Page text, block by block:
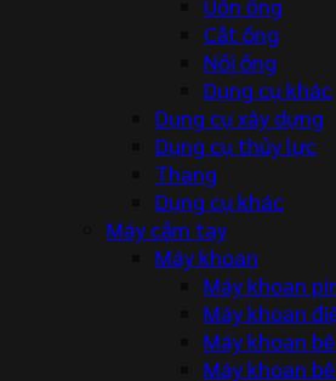
Uốn ống
Cắt ống
Nối ống
Dụng cụ khác
Dụng cụ xây dựng
Dụng cụ thủy lực
Thang
Dụng cụ khác
Máy cầm tay
Máy khoan
Máy khoan
Máy khoan
Máy khoan
Máy khoan